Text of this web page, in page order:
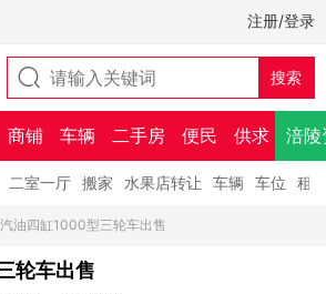
注册/登录
商铺 车辆 二手房 便民 供求 涪陵
二室一厅 搬家 水果店转让 车辆 车位 租
油四缸1000型三轮车出售
轮车出售